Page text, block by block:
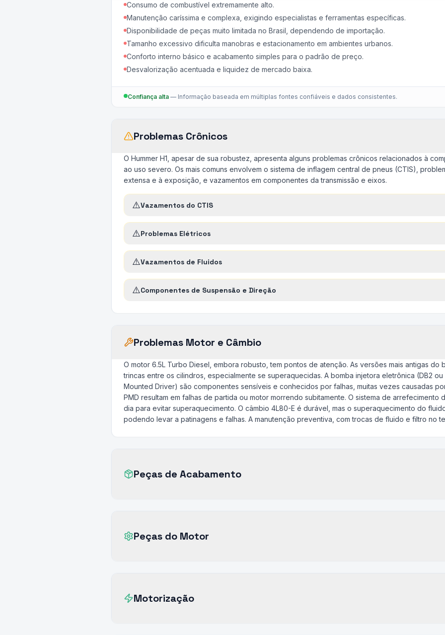
Consumo de combustível extremamente alto.
Manutenção caríssima e complexa, exigindo especialistas e ferramentas específicas.
Disponibilidade de peças muito limitada no Brasil, dependendo de importação.
Tamanho excessivo dificulta manobras e estacionamento em ambientes urbanos.
Conforto interno básico e acabamento simples para o padrão de preço.
Desvalorização acentuada e liquidez de mercado baixa.
Confiança alta — Informação baseada em múltiplas fontes confiáveis e dados consistentes.
Problemas Crônicos
O Hummer H1, apesar de sua robustez, apresenta alguns problemas crônicos relacionados à
ao uso severo. Os mais comuns envolvem o sistema de inflagem central de pneus (CTIS),
extensa e à exposição, e vazamentos em componentes da transmissão e eixos.
⚠️Vazamentos do CTIS
⚠️Problemas Elétricos
⚠️Vazamentos de Fluidos
⚠️Componentes de Suspensão e Direção
Problemas Motor e Câmbio
O motor 6.5L Turbo Diesel, embora robusto, tem pontos de atenção. As versões mais antigas do
trincas entre os cilindros, especialmente se superaquecidas. A bomba injetora eletrônica (DB2 ou
Mounted Driver) são componentes sensíveis e conhecidos por falhas, muitas vezes causadas
PMD resultam em falhas de partida ou motor morrendo subitamente. O sistema de arrefecimento
dia para evitar superaquecimento. O câmbio 4L80-E é durável, mas o superaquecimento do
podendo levar a patinagens e falhas. A manutenção preventiva, com trocas de fluido e filtro no
Peças de Acabamento
Peças do Motor
Motorização